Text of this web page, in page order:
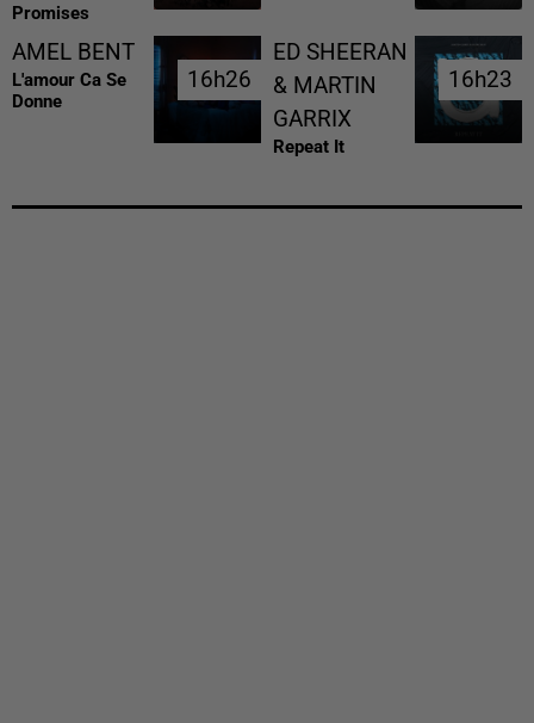
Promises
AMEL BENT
L'amour Ca Se
Donne
16h26
16h26
ED SHEERAN
& MARTIN
GARRIX
Repeat It
16h23
16h23